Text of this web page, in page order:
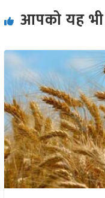
आपको यह